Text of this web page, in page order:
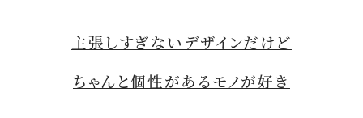
主張しすぎないデザインだけど
ちゃんと個性があるモノが好き